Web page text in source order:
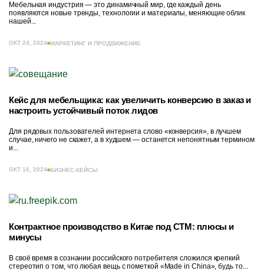
Мебельная индустрия — это динамичный мир, где каждый день
появляются новые тренды, технологии и материалы, меняющие облик
нашей...
ОКТ 24, 2024 МАРКЕТИНГ И ПРОДВИЖЕНИЕ
Кейс для мебельщика: как увеличить конверсию в заказ и
настроить устойчивый поток лидов
Для рядовых пользователей интернета слово «конверсия», в лучшем
случае, ничего не скажет, а в худшем — останется непонятным термином
и...
ОКТ 16, 2024 БИЗНЕС-КЕЙСЫ
Контрактное производство в Китае под СТМ: плюсы и
минусы
В своё время в сознании российского потребителя сложился крепкий
стереотип о том, что любая вещь с пометкой «Made in China», будь то...